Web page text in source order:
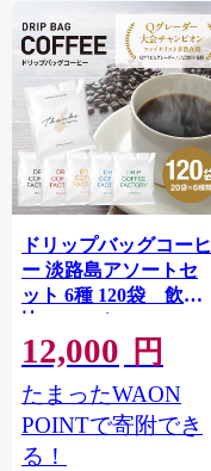
ドリップバッグコーヒ
ー 淡路島アソートセ
ット 6種 120袋 飲み
比べ コーヒー
12,000 円
たまったWAON
POINTで寄附でき
る！